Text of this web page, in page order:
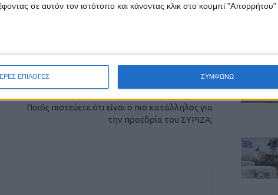
σε αυτόν τον ιστότοπο και κάνοντας κλικ στο κουμπί
ΕΠΙΛΟΓΕΣ ΣΥΜΦΩΝΩ
ΝΕΟΣ ΑΓΩΝ στο Google News!
Καρδίτσας και ευρύτερα της Θεσσαλίας
ΕΠΟΜΕΝΟ ΑΡΘΡΟ
Ποιός πιστεύετε ότι είναι ο πιο κατάλληλος για
την προεδρία του ΣΥΡΙΖΑ;